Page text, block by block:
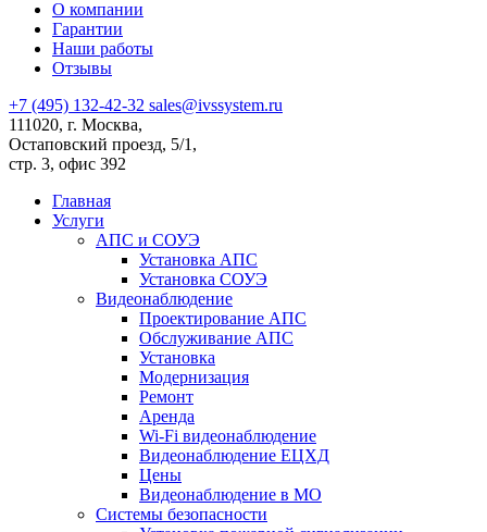
О компании
Гарантии
Наши работы
Отзывы
+7 (495) 132-42-32 sales@ivssystem.ru
111020, г. Москва,
Остаповский проезд, 5/1,
стр. 3, офис 392
Главная
Услуги
АПС и СОУЭ
Установка АПС
Установка СОУЭ
Видеонаблюдение
Проектирование АПС
Обслуживание АПС
Установка
Модернизация
Ремонт
Аренда
Wi-Fi видеонаблюдение
Видеонаблюдение ЕЦХД
Цены
Видеонаблюдение в МО
Системы безопасности